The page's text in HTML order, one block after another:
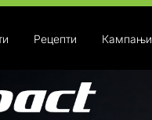
Рецепти Кампањи